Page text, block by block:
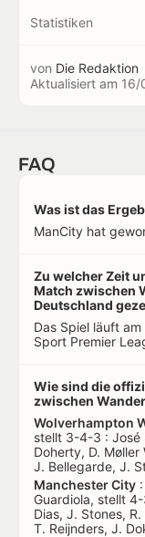
Statistiken
von Die Redaktion
Aktualisiert am 16/
FAQ
Was ist das
ManCity hat
Zu welcher Zeit
Match zwischen
Deutschland
Das Spiel läuft
Sport Premier
Wie sind die
zwischen
Wolverhampton
stellt 3-4-3 : José
Doherty, D. Møller
J. Bellegarde, J.
Manchester City
Guardiola, stellt
Dias, J. Stones,
T. Reijnders, J.